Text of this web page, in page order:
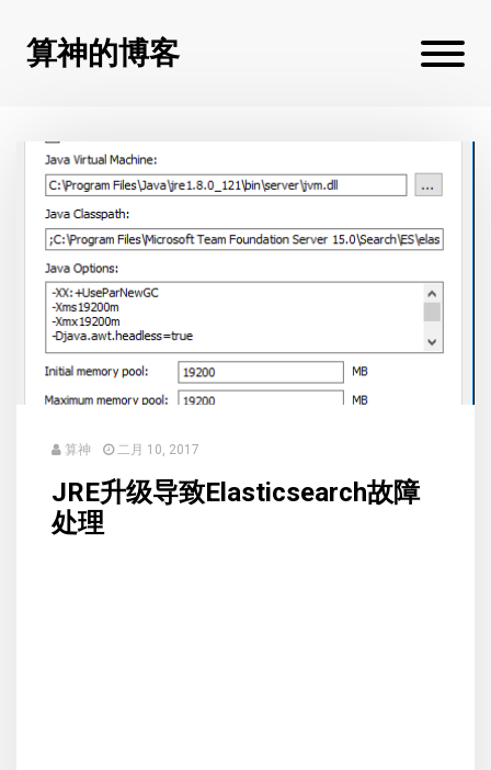
算神的博客
算神 二月 10, 2017
JRE升级导致Elasticsearch故障
处理